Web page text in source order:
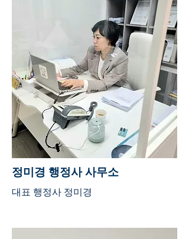
정미경 행정사 사무소
대표 행정사 정미경